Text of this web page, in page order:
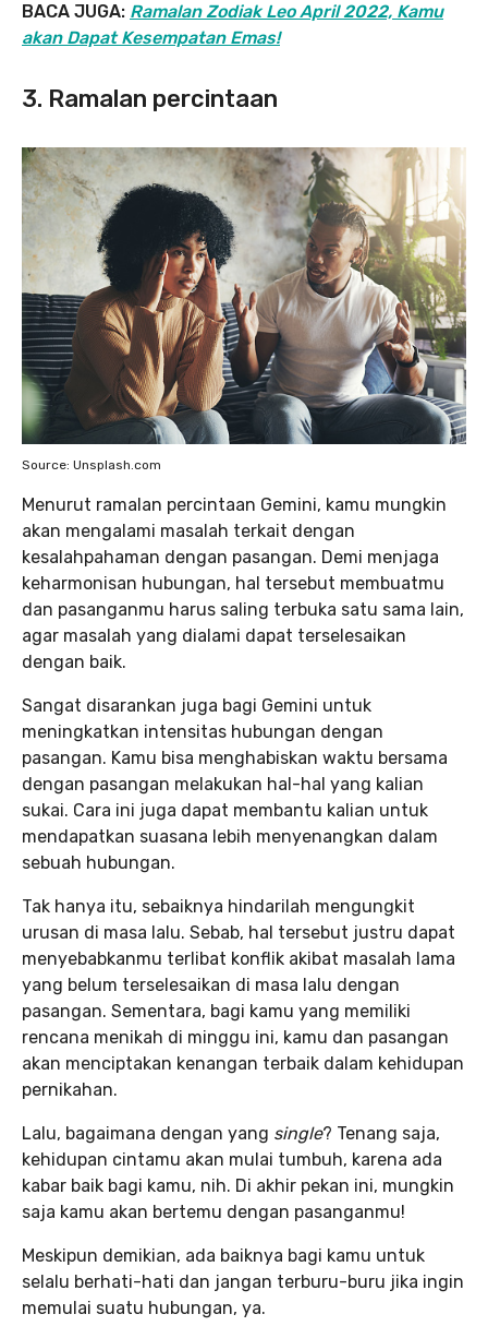
BACA JUGA: Ramalan Zodiak Leo April 2022, Kamu
akan Dapat Kesempatan Emas!
3. Ramalan percintaan
Source: Unsplash.com
Menurut ramalan percintaan Gemini, kamu mungkin
akan mengalami masalah terkait dengan
kesalahpahaman dengan pasangan. Demi menjaga
keharmonisan hubungan, hal tersebut membuatmu
dan pasanganmu harus saling terbuka satu sama lain,
agar masalah yang dialami dapat terselesaikan
dengan baik.
Sangat disarankan juga bagi Gemini untuk
meningkatkan intensitas hubungan dengan
pasangan. Kamu bisa menghabiskan waktu bersama
dengan pasangan melakukan hal-hal yang kalian
sukai. Cara ini juga dapat membantu kalian untuk
mendapatkan suasana lebih menyenangkan dalam
sebuah hubungan.
Tak hanya itu, sebaiknya hindarilah mengungkit
urusan di masa lalu. Sebab, hal tersebut justru dapat
menyebabkanmu terlibat konflik akibat masalah lama
yang belum terselesaikan di masa lalu dengan
pasangan. Sementara, bagi kamu yang memiliki
rencana menikah di minggu ini, kamu dan pasangan
akan menciptakan kenangan terbaik dalam kehidupan
pernikahan.
Lalu, bagaimana dengan yang single? Tenang saja,
kehidupan cintamu akan mulai tumbuh, karena ada
kabar baik bagi kamu, nih. Di akhir pekan ini, mungkin
saja kamu akan bertemu dengan pasanganmu!
Meskipun demikian, ada baiknya bagi kamu untuk
selalu berhati-hati dan jangan terburu-buru jika ingin
memulai suatu hubungan, ya.